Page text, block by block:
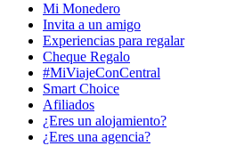
Mi Monedero
Invita a un amigo
Experiencias para regalar
Cheque Regalo
#MiViajeConCentral
Smart Choice
Afiliados
¿Eres un alojamiento?
¿Eres una agencia?